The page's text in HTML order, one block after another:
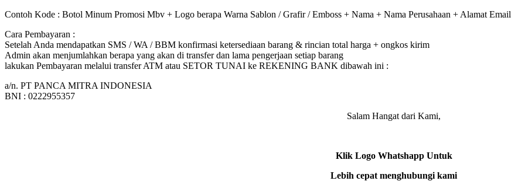
Contoh Kode : Botol Minum Promosi Mbv + Logo berapa Warna Sablon / Grafir / Emboss + Nama + Nama Perusahaan + Alamat Email
Cara Pembayaran :
Setelah Anda mendapatkan SMS / WA / BBM konfirmasi ketersediaan barang & rincian total harga + ongkos kirim
Admin akan menjumlahkan berapa yang akan di transfer dan lama pengerjaan setiap barang
lakukan Pembayaran melalui transfer ATM atau SETOR TUNAI ke REKENING BANK dibawah ini :
a/n. PT PANCA MITRA INDONESIA
BNI : 0222955357
Salam Hangat dari Kami,
Klik Logo Whatshapp Untuk
Lebih cepat menghubungi kami